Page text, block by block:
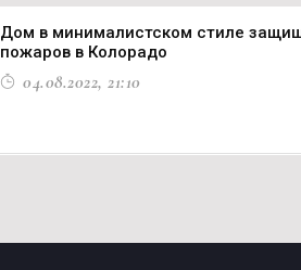
Дом в минималистском стиле
пожаров в Колорадо
04.08.2022, 21:10